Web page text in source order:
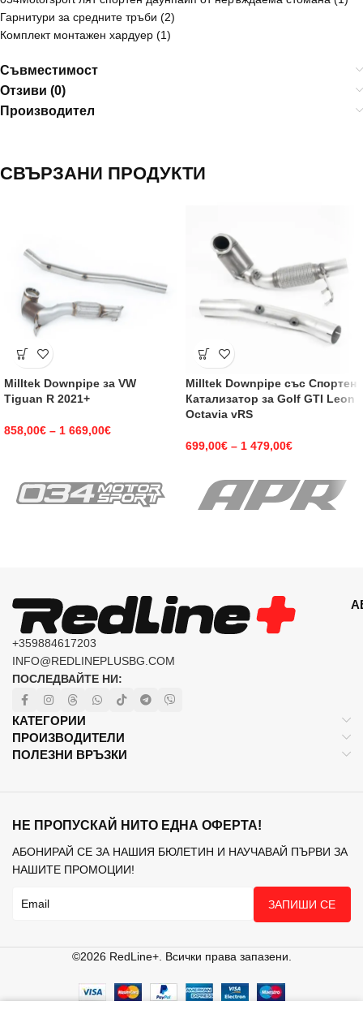
Гарнитури за средните тръби (2)
Комплект монтажен хардуер (1)
Съвместимост
Отзиви (0)
Производител
СВЪРЗАНИ ПРОДУКТИ
Milltek Downpipe за VW
Tiguan R 2021+
858,00€ – 1 669,00€
Milltek Downpipe със Спортен
Катализатор за Golf GTI Leon
Octavia vRS
699,00€ – 1 479,00€
+359884617203
INFO@REDLINEPLUSBG.COM
ПОСЛЕДВАЙТЕ НИ:
КАТЕГОРИИ
ПРОИЗВОДИТЕЛИ
ПОЛЕЗНИ ВРЪЗКИ
НЕ ПРОПУСКАЙ НИТО ЕДНА ОФЕРТА!
АБОНИРАЙ СЕ ЗА НАШИЯ БЮЛЕТИН И НАУЧАВАЙ ПЪРВИ ЗА
НАШИТЕ ПРОМОЦИИ!
ЗАПИШИ СЕ
©2026 RedLine+. Всички права запазени.